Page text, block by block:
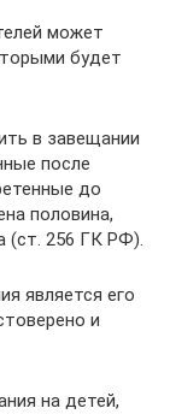
может
будет
в завещании
после
до
половина,
(ст. 256 ГК РФ).
является его
и
на детей,